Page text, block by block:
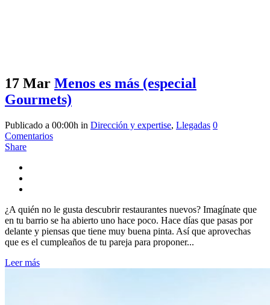
17 Mar Menos es más (especial
Gourmets)
Publicado a 00:00h in Dirección y expertise, Llegadas 0
Comentarios
Share
¿A quién no le gusta descubrir restaurantes nuevos? Imagínate que
en tu barrio se ha abierto uno hace poco. Hace días que pasas por
delante y piensas que tiene muy buena pinta. Así que aprovechas
que es el cumpleaños de tu pareja para proponer...
Leer más